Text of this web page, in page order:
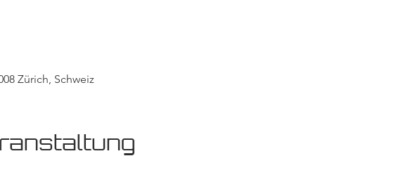
Zürich, Schweiz